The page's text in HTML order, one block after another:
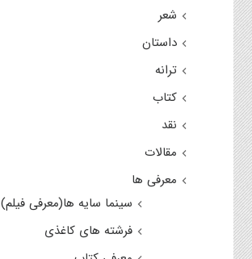
شعر
داستان
ترانه
کتاب
نقد
مقالات
معرفی ها
سینما سایه ها(معرفی فیلم)
فرشته های کاغذی